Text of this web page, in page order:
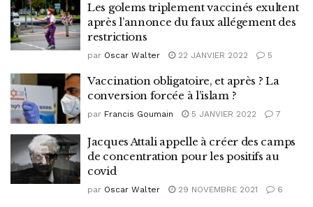
Les golems triplement vaccinés exultent
après l’annonce du faux allégement des
restrictions
par Oscar Walter 22 JANVIER 2022 5
Vaccination obligatoire, et après ? La
conversion forcée à l’islam ?
par Francis Goumain 5 JANVIER 2022 7
Jacques Attali appelle à créer des camps
de concentration pour les positifs au
covid
par Oscar Walter 29 NOVEMBRE 2021 6